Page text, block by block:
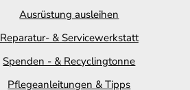
Ausrüstung ausleihen
Reparatur- & Servicewerkstatt
Spenden - & Recyclingtonne
Pflegeanleitungen & Tipps